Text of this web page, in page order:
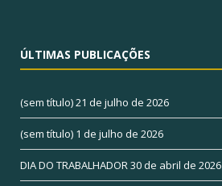
ÚLTIMAS PUBLICAÇÕES
(sem título)21 de julho de 2026
(sem título) 1 de julho de 2026
DIA DO TRABALHADOR30 de abril de 2026